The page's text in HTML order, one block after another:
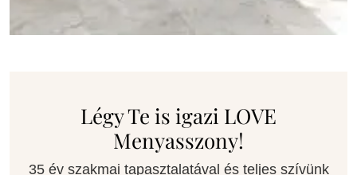
Légy Te is igazi LOVE
Menyasszony!
35 év szakmai tapasztalatával és teljes szívünk